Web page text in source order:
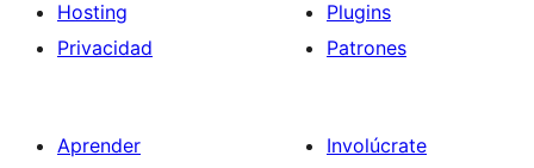
Hosting
Privacidad
Plugins
Patrones
Aprender
Involúcrate